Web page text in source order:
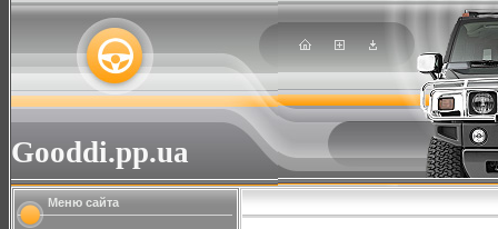
Gooddi.pp.ua
Меню сайта